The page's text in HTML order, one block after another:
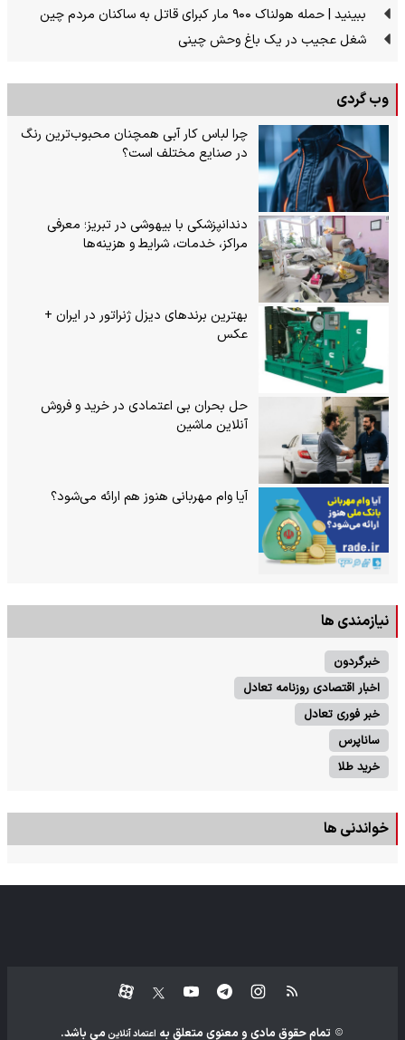
ببینید | حمله هولناک ۹۰۰ مار کبرای قاتل به ساکنان مردم چین
شغل عجیب در یک باغ وحش چینی
وب گردی
چرا لباس کار آبی همچنان محبوب‌ترین رنگ
در صنایع مختلف است؟
دندانپزشکی با بیهوشی در تبریز؛ معرفی
مراکز، خدمات، شرایط و هزینه‌ها
بهترین برندهای دیزل ژنراتور در ایران +
عکس
حل بحران بی‌ اعتمادی در خرید و فروش
آنلاین ماشین
آیا وام مهربانی هنوز هم ارائه می‌شود؟
نیازمندی ها
خبرگردون
اخبار اقتصادی روزنامه تعادل
خبر فوری تعادل
ساناپرس
خرید طلا
خواندنی ها
تمام حقوق مادی و معنوی متعلق به اعتماد آنلاین می باشد.